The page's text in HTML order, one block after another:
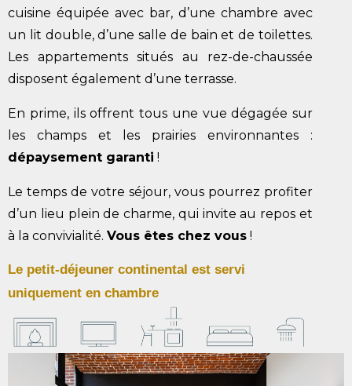
cuisine équipée avec bar, d’une chambre avec
un lit double, d’une salle de bain et de toilettes.
Les appartements situés au rez-de-chaussée
disposent également d’une terrasse.
En prime, ils offrent tous une vue dégagée sur
les champs et les prairiesenvironnantes :
dépaysement garanti !
Le temps de votre séjour, vous pourrez profiter
d’un lieu plein de charme, qui invite au repos et
à la convivialité. Vous êtes chez vous !
Le petit-déjeuner continental est servi
uniquement en chambre